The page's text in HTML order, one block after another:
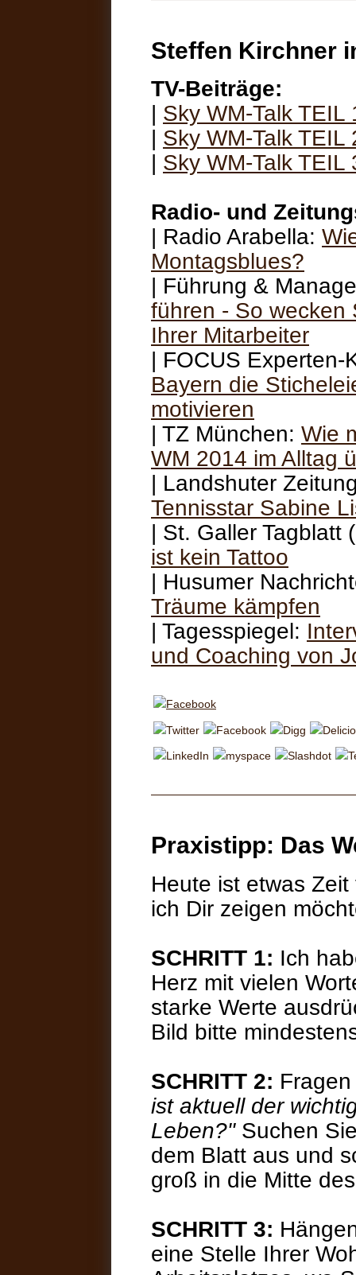
Steffen Kirchner
TV-Beiträge:
| Sky WM-Talk TEIL
| Sky WM-Talk TEIL
| Sky WM-Talk TEIL
Radio- und
| Radio Arabella:
Montagsblues?
| Führung &
führen - So wecken
Ihrer Mitarbeiter
| FOCUS
Bayern die
motivieren
| TZ München: Wie
WM 2014 im Alltag
| Landshuter
Tennisstar Sabine
| St. Galler Tagblatt
ist kein Tattoo
| Husumer
Träume kämpfen
| Tagesspiegel:
und Coaching von
Praxistipp: Das
Heute ist etwas
ich Dir zeigen
SCHRITT 1: Ich
Herz mit vielen
starke Werte
Bild bitte
SCHRITT 2:
ist aktuell der
Leben?" Suchen
dem Blatt aus und
groß in die Mitte
SCHRITT 3:
eine Stelle Ihrer